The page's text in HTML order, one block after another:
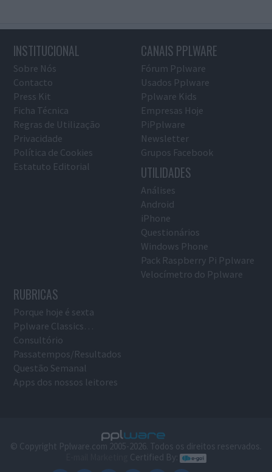
INSTITUCIONAL
Sobre Nós
Contacto
Press Kit
Ficha Técnica
Regras de Utilização
Privacidade
Política de Cookies
Estatuto Editorial
CANAIS PPLWARE
Fórum Pplware
Usados Pplware
Pplware Kids
Empresas Hoje
PiPplware
Newsletter
Grupos Facebook
UTILIDADES
Análises
Android
iPhone
Questionários
Windows Phone
Pack Raspberry Pi Pplware
Velocímetro do Pplware
RUBRICAS
Porque hoje é sexta
Pplware Classics…
Consultório
Passatempos/Resultados
Questão Semanal
Apps dos nossos leitores
© Copyright Pplware.com 2005-2026. Todos os direitos reservados.
Certified By: